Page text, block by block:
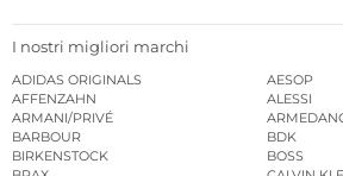
I nostri migliori marchi
ADIDAS ORIGINALS
AESOP
AFFENZAHN
ALESSI
ARMANI/PRIVÉ
BARBOUR
BDK
BIRKENSTOCK
BOSS